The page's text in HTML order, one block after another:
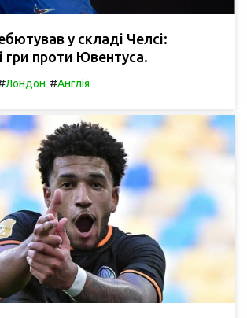
у складі Челсі:
гри проти Ювентуса.
Лондон #Англія